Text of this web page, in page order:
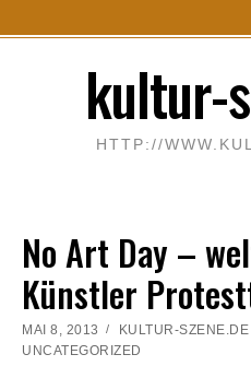
kultur-
HTTP://
No Art Day –
Künstler
MAI 8, 2013 KULTUR-SZENE.DE
UNCATEGORIZED